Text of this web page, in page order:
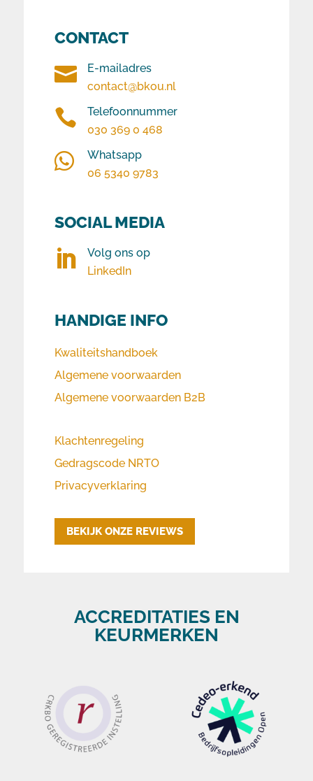
CONTACT

E-mailadres
contact@bkou.nl

Telefoonnummer
030 369 0 468

Whatsapp
06 5340 9783
SOCIAL MEDIA

Volg ons op
LinkedIn
HANDIGE INFO
Kwaliteitshandboek
Algemene voorwaarden
Algemene voorwaarden B2B
Klachtenregeling
Gedragscode NRTO
Privacyverklaring
BEKIJK ONZE REVIEWS
ACCREDITATIES EN
KEURMERKEN